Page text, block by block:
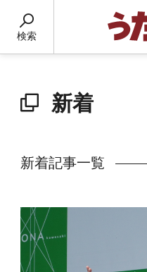
検索
新着
新着記事一覧